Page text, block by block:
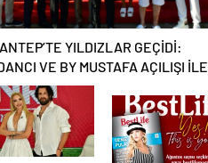
YILDIZLAR GEÇİDİ:
VE BY MUSTAFA AÇILIŞI İLE
PARK’TA GÖRKEMLİ GALA